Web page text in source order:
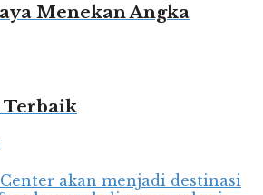
Menekan Angka
Terbaik